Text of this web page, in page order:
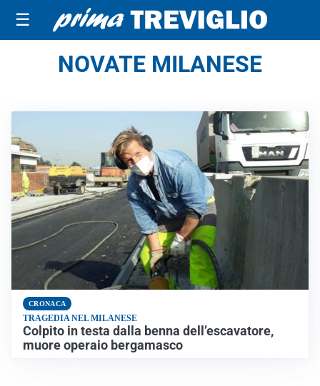
☰
NOVATE MILANESE
CRONACA
TRAGEDIA NEL MILANESE
Colpito in testa dalla benna dell’escavatore,
muore operaio bergamasco